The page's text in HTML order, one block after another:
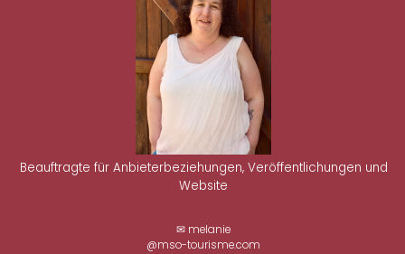
Beauftragte für Anbieterbeziehungen, Veröffentlichungen und
Website
✉ melanie
@mso-tourisme.com